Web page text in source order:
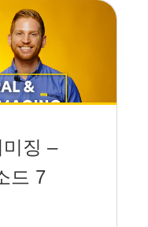
징 –
드 7